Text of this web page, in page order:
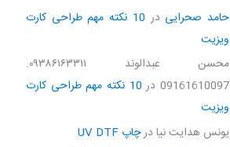
حامد صحرایی در
10 نکته مهم طراحی کارت
ویزیت
محسن عبدالوند ۰۹۳۸۶۱۶۳۳۱۱.
09161610097در
10 نکته مهم طراحی کارت
ویزیت
یونس هدایت نیادرچاپ UV DTF